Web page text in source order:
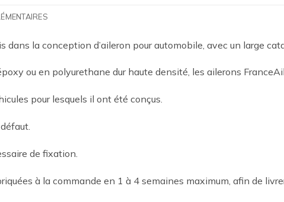
dans la conception d’aileron pour automobile, avec un large
ou en polyurethane dur haute densité, les ailerons
pour lesquels il ont été conçus.
de fixation.
à la commande en 1 à 4 semaines maximum, afin de